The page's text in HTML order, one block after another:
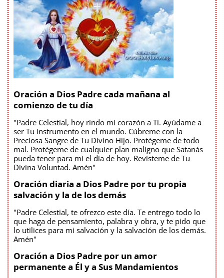
Oración a Dios Padre cada mañana al
comienzo de tu día
"Padre Celestial, hoy rindo mi corazón a Ti. Ayúdame a
ser Tu instrumento en el mundo. Cúbreme con la
Preciosa Sangre de Tu Divino Hijo. Protégeme de todo
mal. Protégeme de cualquier plan maligno que Satanás
pueda tener para mí el día de hoy. Revísteme de Tu
Divina Voluntad. Amén"
Oración diaria a Dios Padre por tu propia
salvación y la de los demás
"Padre Celestial, te ofrezco este día. Te entrego todo lo
que haga de pensamiento, palabra y obra, y te pido que
lo utilices para mi salvación y la salvación de los demás.
Amén"
Oración a Dios Padre por un amor
permanente a Él y a Sus Mandamientos